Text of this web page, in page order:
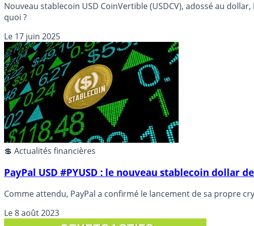
Nouveau stablecoin USD CoinVertible (USDCV), adossé au
quoi ?
Le 17 juin 2025
💲 Actualités financières
PayPal USD #PYUSD : le nouveau stablecoin dollar
Comme attendu, PayPal a confirmé le lancement de sa propre
Le8 août 2023